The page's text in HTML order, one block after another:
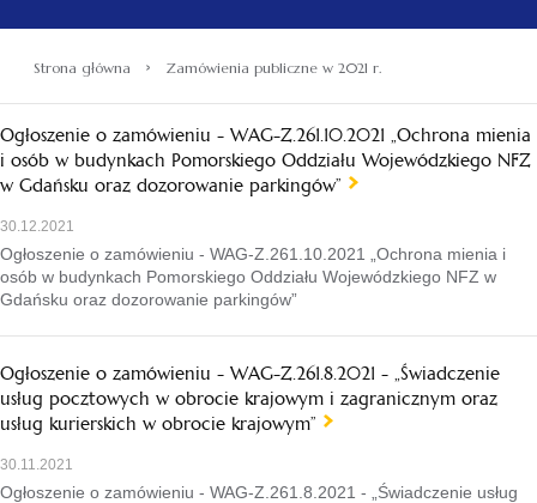
Strona główna › Zamówienia publiczne w 2021 r.
Ogłoszenie o zamówieniu - WAG-Z.261.10.2021 „Ochrona mienia
i osób w budynkach Pomorskiego Oddziału Wojewódzkiego NFZ
w Gdańsku oraz dozorowanie parkingów”
30.12.2021
Ogłoszenie o zamówieniu - WAG-Z.261.10.2021 „Ochrona mienia i
osób w budynkach Pomorskiego Oddziału Wojewódzkiego NFZ w
Gdańsku oraz dozorowanie parkingów”
Ogłoszenie o zamówieniu - WAG-Z.261.8.2021 - „Świadczenie
usług pocztowych w obrocie krajowym i zagranicznym oraz
usług kurierskich w obrocie krajowym”
30.11.2021
Ogłoszenie o zamówieniu - WAG-Z.261.8.2021 - „Świadczenie usług